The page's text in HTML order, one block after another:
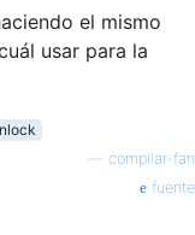
el mismo
usar para la
compilar-fan
fuente